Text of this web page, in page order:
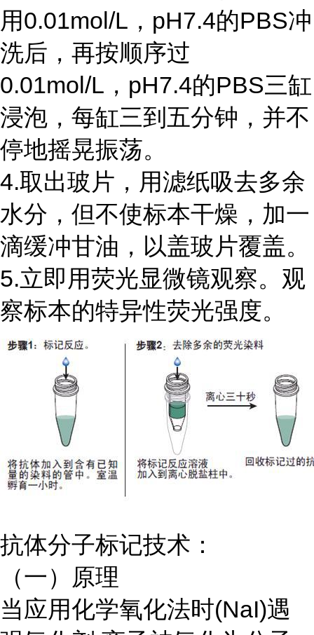
用0.01mol/L，pH7.4的PBS冲
洗后，再按顺序过
0.01mol/L，pH7.4的PBS三缸
浸泡，每缸三到五分钟，并不
停地摇晃振荡。
4.取出玻片，用滤纸吸去多余
水分，但不使标本干燥，加一
滴缓冲甘油，以盖玻片覆盖。
5.立即用荧光显微镜观察。观
察标本的特异性荧光强度。
抗体分子标记技术：
（一）原理
当应用化学氧化法时(NaI)遇